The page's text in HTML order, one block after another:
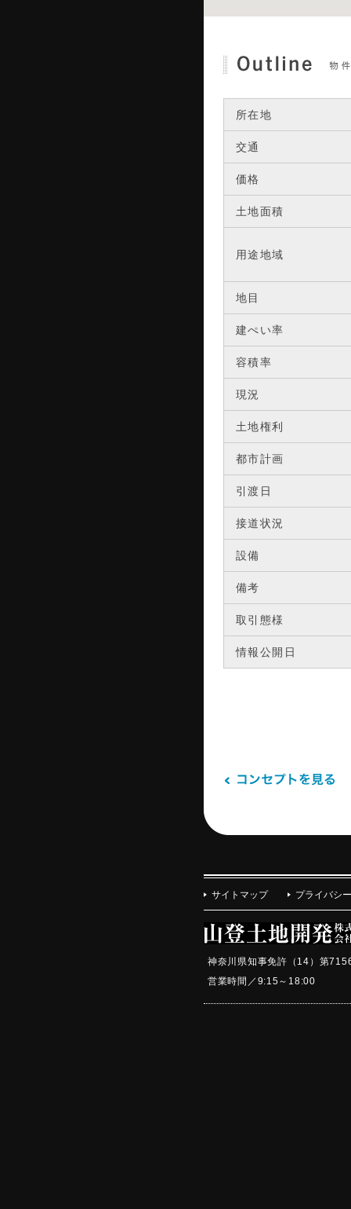
所在地
交通
価格
土地面積
用途地域
地目
建ぺい率
容積率
現況
土地権利
都市計画
引渡日
接道状況
設備
備考
取引態様
情報公開日
サイトマップ プライバシ
神奈川県知事免許（14）第
営業時間／9:15～18:00 定